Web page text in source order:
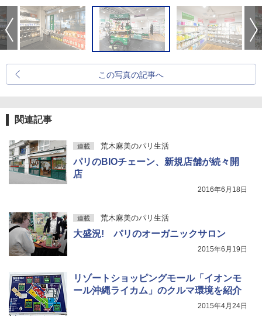
この写真の記事へ
関連記事
連載 荒木麻美のパリ生活
パリのBIOチェーン、新規店舗が続々開
店
2016年6月18日
連載 荒木麻美のパリ生活
大盛況! パリのオーガニックサロン
2015年6月19日
リゾートショッピングモール「イオンモ
ール沖縄ライカム」のクルマ環境を紹介
2015年4月24日